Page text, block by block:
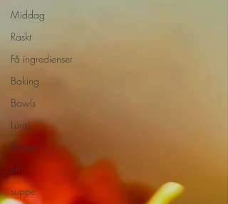
Middag
Raskt
Få ingredienser
Baking
Bowls
Lunsj
Dessert
Jul
suppe